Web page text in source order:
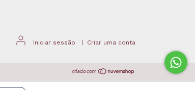
Iniciar sessão Criar uma conta